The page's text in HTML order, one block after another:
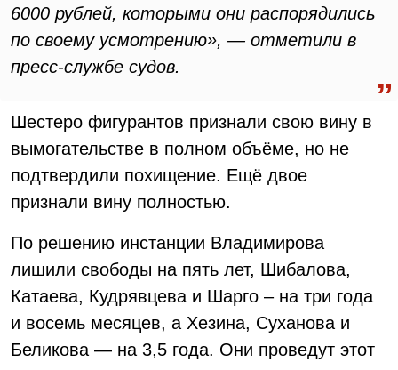
6000 рублей, которыми они распорядились
по своему усмотрению», — отметили в
пресс-службе судов.
Шестеро фигурантов признали свою вину в
вымогательстве в полном объёме, но не
подтвердили похищение. Ещё двое
признали вину полностью.
По решению инстанции Владимирова
лишили свободы на пять лет, Шибалова,
Катаева, Кудрявцева и Шарго – на три года
и восемь месяцев, а Хезина, Суханова и
Беликова — на 3,5 года. Они проведут этот